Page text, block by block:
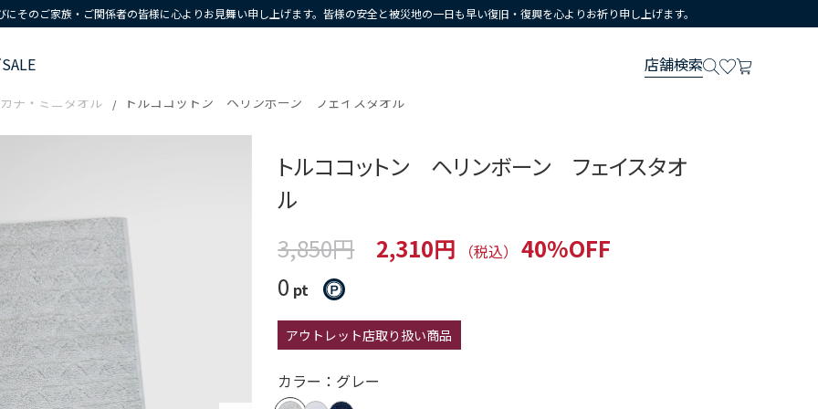
そのご家族・ご関係者の皆様に心よりお見舞い申し上げます。皆様の安全と被災地の一日も早い復旧・復興を心よりお祈り申し上げます。
SALE 店舗検索
チ・ミニタオル トルココットン ヘリンボーン フェイスタオル
トルココットン ヘリンボーン フェイスタオ
ル
3,850円
2,310円 （税込）
40%OFF
0 pt
アウトレット店取り扱い商品
カラー：グレー